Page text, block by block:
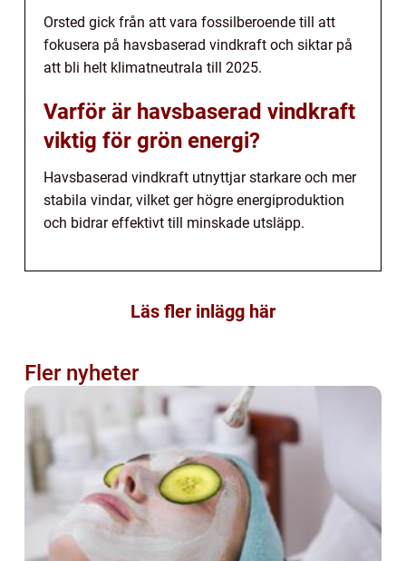
Orsted gick från att vara fossilberoende till att
fokusera på havsbaserad vindkraft och siktar på
att bli helt klimatneutrala till 2025.
Varför är havsbaserad vindkraft
viktig för grön energi?
Havsbaserad vindkraft utnyttjar starkare och mer
stabila vindar, vilket ger högre energiproduktion
och bidrar effektivt till minskade utsläpp.
Läs fler inlägg här
Fler nyheter